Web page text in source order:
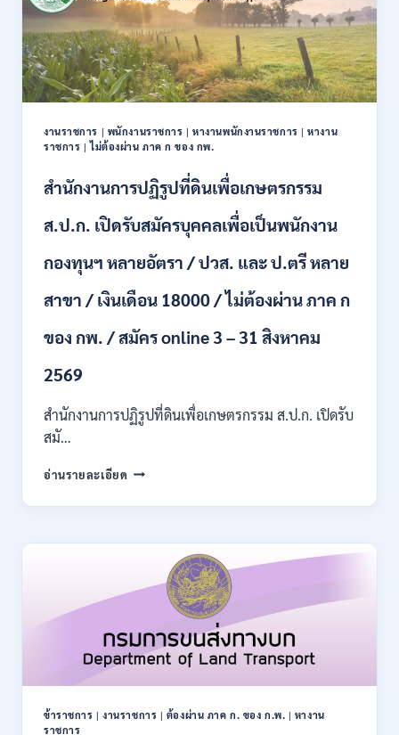
56
อัตรา
หลาย
ตำแหน่ง
/
ปวช.
ป.ตรี
หลาย
/
ต้อง
ภาค
ของ
/
28780
10
21
2569
งานราชการ | พนักงานราชการ |หางานพนักงานราชการ |หางาน
ราชการ |ไม่ต้องผ่าน ภาค ก ของ กพ.
สำนักงานการปฏิรูปที่ดินเพื่อเกษตรกรรม
ส.ป.ก. เปิดรับสมัครบุคคลเพื่อเป็นพนักงาน
กองทุนฯ หลายอัตรา / ปวส. และ ป.ตรี หลาย
สาขา / เงินเดือน 18000 / ไม่ต้องผ่าน ภาค ก
ของ กพ. / สมัคร online 3 – 31 สิงหาคม
2569
สำนักงานการปฏิรูปที่ดินเพื่อเกษตรกรรม ส.ป.ก. เปิดรับ
สมั…
อ่านรายละเอียด สำนักงาน
ปฏิรูป
เพื่อ
เกษตรกรรม
เปิด
สมัคร
บุคคล
เพื่อ
เป็น
กอง
ข้าราชการ |งานราชการ | ต้องผ่าน ภาค ก. ของ ก.พ. | หางาน
ราชการ